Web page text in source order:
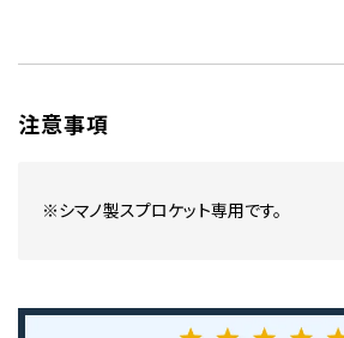
注意事項
※シマノ製スプロケット専用です。